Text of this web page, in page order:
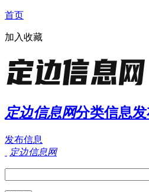
首页
加入收藏
定边信息网分类信息
发布信息
定边信息网